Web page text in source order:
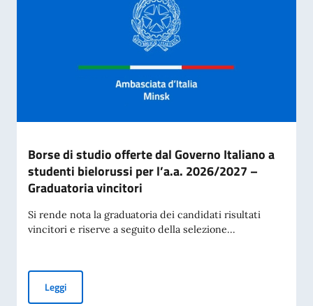
Borse di studio offerte dal Governo Italiano a
studenti bielorussi per l’a.a. 2026/2027 –
Graduatoria vincitori
Si rende nota la graduatoria dei candidati risultati
vincitori e riserve a seguito della selezione...
LeggiBorse di studio offerte dal Governo Italiano a studenti